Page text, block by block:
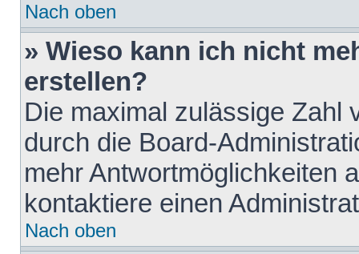
Nach oben
» Wieso kann ich nicht
erstellen?
Die maximal zulässige Zahl
durch die Board-
mehr Antwortmöglichkeiten
kontaktiere einen
Nach oben